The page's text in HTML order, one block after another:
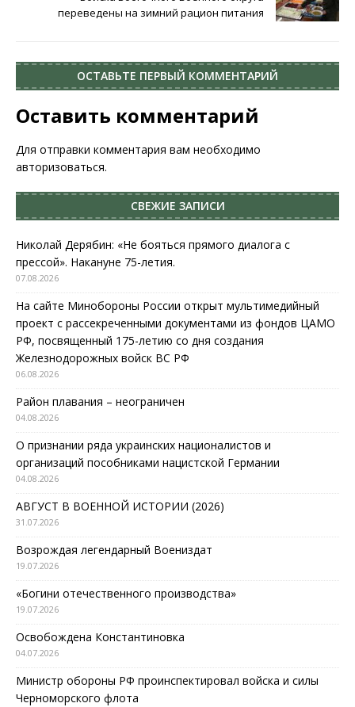
переведены на зимний рацион питания
ОСТАВЬТЕ ПЕРВЫЙ КОММЕНТАРИЙ
Оставить комментарий
Для отправки комментария вам необходимо
авторизоваться.
СВЕЖИЕ ЗАПИСИ
Николай Дерябин: «Не бояться прямого диалога с
прессой». Накануне 75-летия.
07.08.2026
На сайте Минобороны России открыт мультимедийный
проект с рассекреченными документами из фондов ЦАМО
РФ, посвященный 175-летию со дня создания
Железнодорожных войск ВС РФ
06.08.2026
Район плавания – неограничен
04.08.2026
О признании ряда украинских националистов и
организаций пособниками нацистской Германии
04.08.2026
АВГУСТ В ВОЕННОЙ ИСТОРИИ (2026)
31.07.2026
Возрождая легендарный Воениздат
19.07.2026
«Богини отечественного производства»
19.07.2026
Освобождена Константиновка
04.07.2026
Министр обороны РФ проинспектировал войска и силы
Черноморского флота